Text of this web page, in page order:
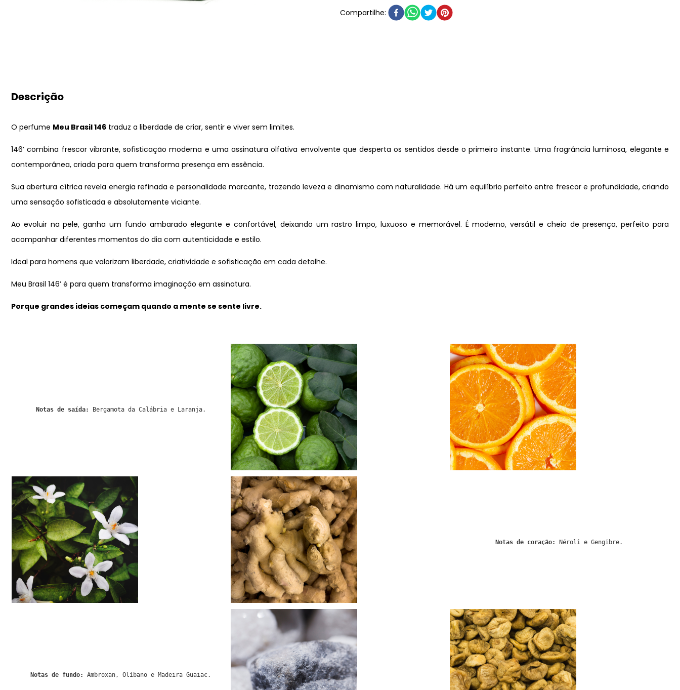
Descrição
O perfume Meu Brasil 146 traduz a liberdade de criar, sentir e viver sem limites.
146’ combina frescor vibrante, sofisticação moderna e uma assinatura olfativa envolvente que desperta os sentidos desde o primeiro instante. Uma fragrância luminosa, elegante e
contemporânea, criada para quem transforma presença em essência.
Sua abertura cítrica revela energia refinada e personalidade marcante, trazendo leveza e dinamismo com naturalidade. Há um equilíbrio perfeito entre frescor e profundidade, criando
uma sensação sofisticada e absolutamente viciante.
Ao evoluir na pele, ganha um fundo ambarado elegante e confortável, deixando um rastro limpo, luxuoso e memorável. É moderno, versátil e cheio de presença, perfeito para
acompanhar diferentes momentos do dia com autenticidade e estilo.
Ideal para homens que valorizam liberdade, criatividade e sofisticação em cada detalhe.
Meu Brasil 146’ é para quem transforma imaginação em assinatura.
Porque grandes ideias começam quando a mente se sente livre.
Notas de saída: Bergamota da Calábria e Laranja.
Notas de coração: Néroli e Gengibre.
Notas de fundo: Ambroxan, Olíbano e Madeira Guaiac.